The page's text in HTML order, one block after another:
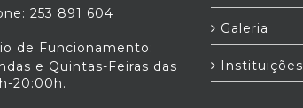
253 891 604
de Funcionamento:
e Quintas-Feiras das
20:00h.
Galeria
Instituições